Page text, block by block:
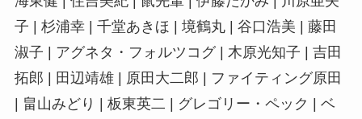
子 | 杉浦幸 | 千堂あきほ | 境鶴丸 | 谷口浩美 | 藤田
淑子 | アグネタ・フォルツコグ | 木原光知子 | 吉田
拓郎 | 田辺靖雄 | 原田大二郎 | ファイティング原田
| 畠山みどり | 板東英二 | グレゴリー・ペック | ベ